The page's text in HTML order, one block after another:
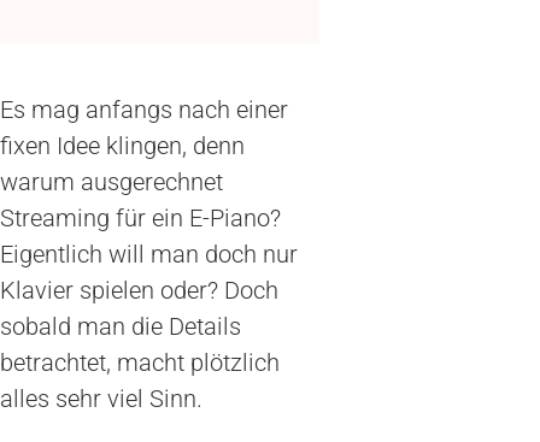
Es mag anfangs nach einer
fixen Idee klingen, denn
warum ausgerechnet
Streaming für ein E-Piano?
Eigentlich will man doch nur
Klavier spielen oder? Doch
sobald man die Details
betrachtet, macht plötzlich
alles sehr viel Sinn.